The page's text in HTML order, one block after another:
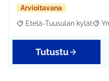
Arvioitavana
Rajaa tulokset aihepiirin
Etelä-Tuusulan kylät
Tutustu